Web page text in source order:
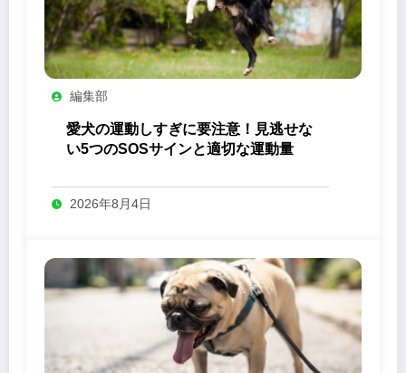
編集部
愛犬の運動しすぎに要注意！見逃せな
い5つのSOSサインと適切な運動量
2026年8月4日